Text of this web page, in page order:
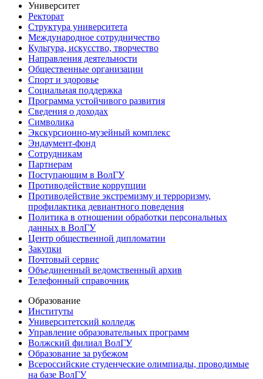
Университет
Ректорат
Структура университета
Международное сотрудничество
Культура, искусство, творчество
Направления деятельности
Общественные организации
Спорт и здоровье
Социальная поддержка
Программа устойчивого развития
Сведения о доходах
Символика
Экскурсионно-музейный комплекс
Эндаумент-фонд
Сотрудникам
Партнерам
Поступающим в ВолГУ
Противодействие коррупции
Противодействие экстремизму и терроризму,
профилактика девиантного поведения
Политика в отношении обработки персональных
данных в ВолГУ
Центр общественной дипломатии
Закупки
Почтовый сервис
Объединенный ведомственный архив
Телефонный справочник
Образование
Институты
Университетский колледж
Управление образовательных программ
Волжский филиал ВолГУ
Образование за рубежом
Всероссийские студенческие олимпиады, проводимые
на базе ВолГУ